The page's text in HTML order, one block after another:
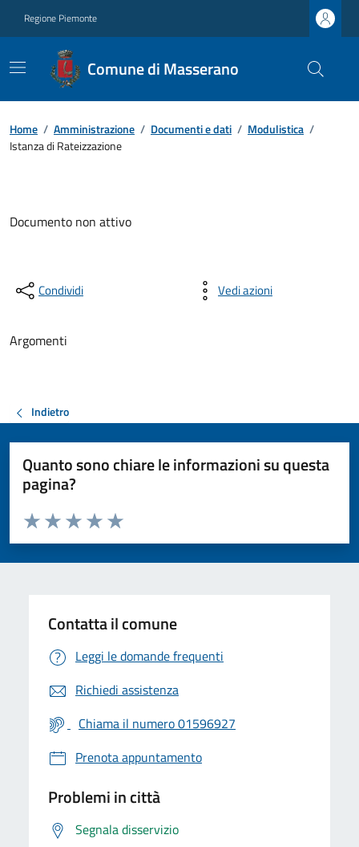
Regione Piemonte
Comune di Masserano
Home / Amministrazione / Documenti e dati / Modulistica /
Istanza di Rateizzazione
Documento non attivo
Condividi Vedi azioni
Argomenti
Indietro
Quanto sono chiare le informazioni su questa
pagina?
Valuta da 1 a 5 stelle la pagina
Valuta 5 stelle su 5
Valuta 4 stelle su 5
Valuta 3 stelle su 5
Valuta 2 stelle su 5
Valuta 1 stelle su 5
Contatta il comune
Leggi le domande frequenti
Richiedi assistenza
Chiama il numero 01596927
Prenota appuntamento
Problemi in città
Segnala disservizio